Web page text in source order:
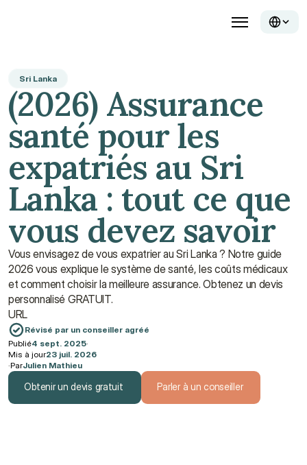
Sri Lanka
(2026) Assurance
santé pour les
expatriés au Sri
Lanka : tout ce que
vous devez savoir
Vous envisagez de vous expatrier au Sri Lanka ? Notre guide
2026 vous explique le système de santé, les coûts médicaux
et comment choisir la meilleure assurance. Obtenez un devis
personnalisé GRATUIT.
URL
Révisé par un conseiller agréé
Publié4 sept. 2025·
Mis à jour23 juil. 2026
·ParJulien Mathieu
Obtenir un devis gratuit Parler à un conseiller